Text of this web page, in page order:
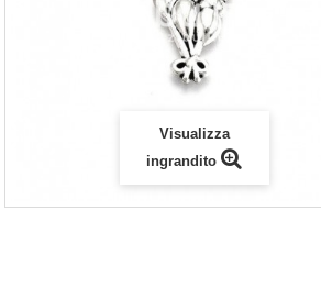
Visualizza
ingrandito